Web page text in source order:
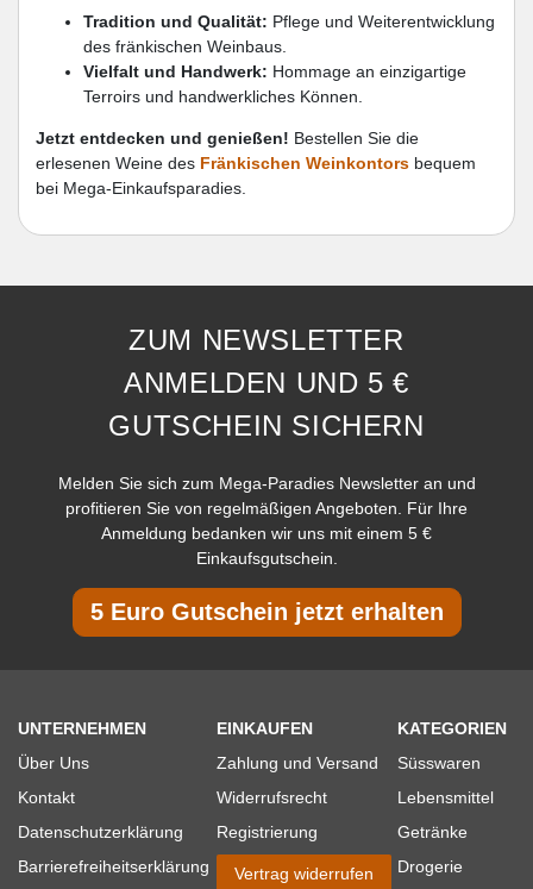
Tradition und Qualität: Pflege und Weiterentwicklung
des fränkischen Weinbaus.
Vielfalt und Handwerk: Hommage an einzigartige
Terroirs und handwerkliches Können.
Jetzt entdecken und genießen! Bestellen Sie die
erlesenen Weine des Fränkischen Weinkontors bequem
bei Mega-Einkaufsparadies.
ZUM NEWSLETTER
ANMELDEN UND 5 €
GUTSCHEIN SICHERN
Melden Sie sich zum Mega-Paradies Newsletter an und
profitieren Sie von regelmäßigen Angeboten. Für Ihre
Anmeldung bedanken wir uns mit einem 5 €
Einkaufsgutschein.
5 Euro Gutschein jetzt erhalten
UNTERNEHMEN
Über Uns
Kontakt
Datenschutzerklärung
Barrierefreiheitserklärung
EINKAUFEN
Zahlung und Versand
Widerrufsrecht
Registrierung
Vertrag widerrufen
KATEGORIEN
Süsswaren
Lebensmittel
Getränke
Drogerie